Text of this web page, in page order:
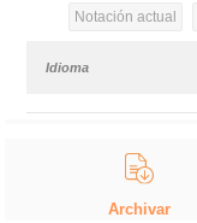
Notación actual
Idioma
Archivar